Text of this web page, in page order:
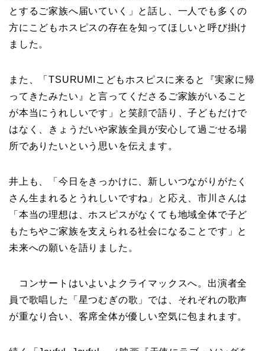
とするご家族へ届いていく」と話し、一人でも多くの
方にこどもホスピスの存在を知ってほしいと呼び掛け
ました。
また、「TSURUMIこどもホスピスに来ると『実家に帰
ってきたみたい』と言ってくださるご家族がいること
が本当にうれしいです」と笑顔で語り、子どもだけで
はなく、きょうだいや家族全員が安心して過ごせる場
所でありたいという思いを伝えます。
井上も、「今日をきっかけに、新しいつながりがたく
さん生まれるとうれしいですね」と応え、市川さんは
「本当の理想は、ホスピスがなくても地域全体で子ど
もたちやご家族を支えられる社会になることです」と
未来への願いを語りました。
コンサートはいよいよクライマックスへ。出演者全
員で歌唱した「星つむぎの歌」では、それぞれの歌声
が重なり合い、客席全体が優しい空気に包まれます。